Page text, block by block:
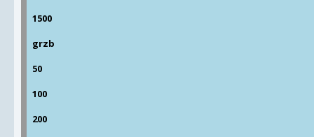
1500
grzb
50
100
200